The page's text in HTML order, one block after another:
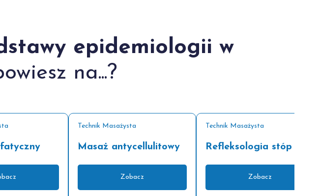
epidemiologii w
na...?
Technik Masażysta
Masaż antycellulitowy
Zobacz
Technik Masażysta
Refleksologia stóp
Zobacz